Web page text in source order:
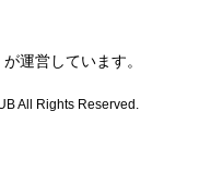
ウィンドウで開きます。
が運営しています。
All Rights Reserved.